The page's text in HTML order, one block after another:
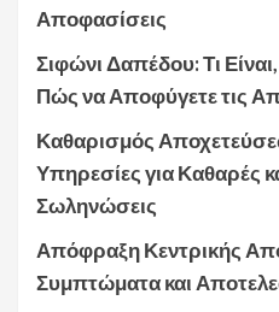
Αποφασίσεις
Σιφώνι Δαπέδου: Τι
Πώς να Αποφύγετε τις
Καθαρισμός
Υπηρεσίες για Καθαρές
Σωληνώσεις
Απόφραξη Κεντρικής
Συμπτώματα και